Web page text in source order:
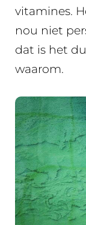
vitamines.
nou niet
dat is het
waarom.